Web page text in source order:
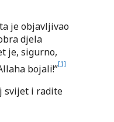
je objavljivao
djela
je, sigurno,
bojali!”[1]
svijet i radite